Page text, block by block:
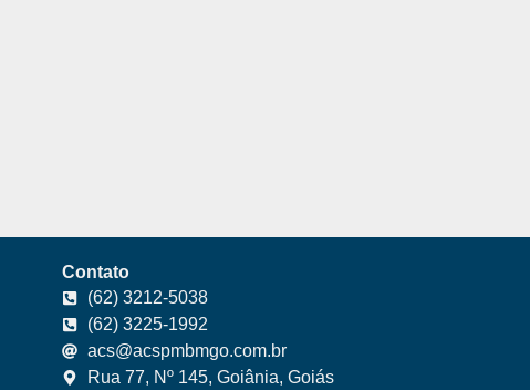
Contato
(62) 3212-5038
(62) 3225-1992
acs@acspmbmgo.com.br
Rua 77, Nº 145, Goiânia, Goiás